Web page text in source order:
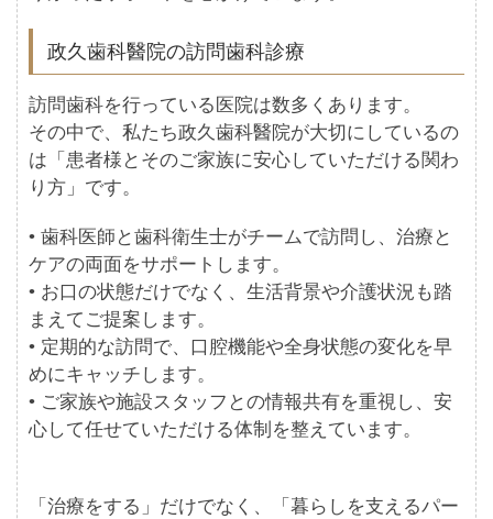
政久歯科醫院の訪問歯科診療
訪問歯科を行っている医院は数多くあります。
その中で、私たち政久歯科醫院が大切にしているの
は「患者様とそのご家族に安心していただける関わ
り方」です。
• 歯科医師と歯科衛生士がチームで訪問し、治療と
ケアの両面をサポートします。
• お口の状態だけでなく、生活背景や介護状況も踏
まえてご提案します。
• 定期的な訪問で、口腔機能や全身状態の変化を早
めにキャッチします。
• ご家族や施設スタッフとの情報共有を重視し、安
心して任せていただける体制を整えています。
「治療をする」だけでなく、「暮らしを支えるパー